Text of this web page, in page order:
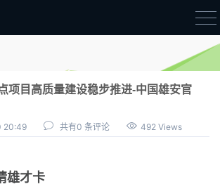
审核通过公示
项目高质量建设稳步推进-中国雄安官
20:49 共有0 条评论 492 Views
雄才卡